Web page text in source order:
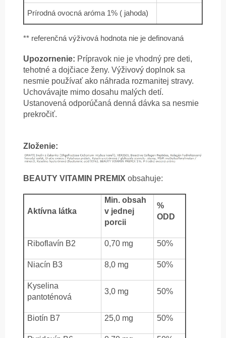
Prírodná ovocná aróma 1% ( jahoda)
** referenčná výživová hodnota nie je definovaná
Upozornenie: Prípravok nie je vhodný pre deti,
tehotné a dojčiace ženy. Výživový doplnok sa
nesmie používať ako náhrada rozmanitej stravy.
Uchovávajte mimo dosahu malých detí.
Ustanovená odporúčaná denná dávka sa nesmie
prekročiť.
Zloženie:
BEAUTY VITAMIN PREMIX obsahuje:
Aktívna látka
Min. obsah
v jednej
porcii
%
ODD
Riboflavín B2 0,70 mg 50%
Niacín B3 8,0 mg 50%
Kyselina
pantoténová
3,0 mg 50%
Biotín B7 25,0 mg 50%